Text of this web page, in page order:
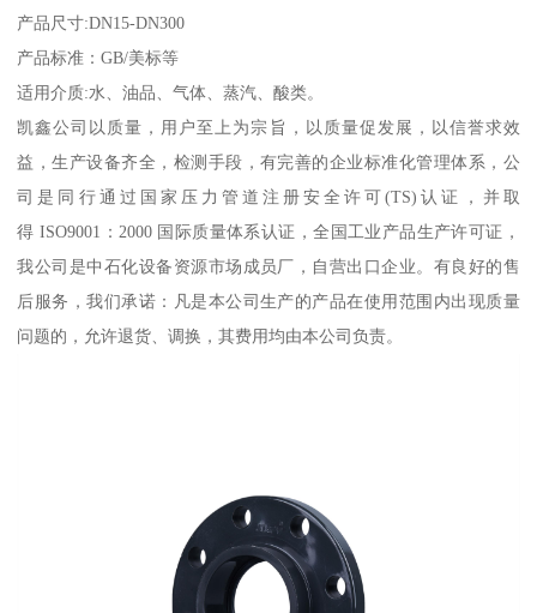
产品尺寸:DN15-DN300
产品标准：GB/美标等
适用介质:水、油品、气体、蒸汽、酸类。
凯鑫公司以质量，用户至上为宗旨，以质量促发展，以信誉求效
益，生产设备齐全，检测手段，有完善的企业标准化管理体系，公
司是同行通过国家压力管道注册安全许可(TS)认证，并取
得 ISO9001：2000 国际质量体系认证，全国工业产品生产许可证，
我公司是中石化设备资源市场成员厂，自营出口企业。有良好的售
后服务，我们承诺：凡是本公司生产的产品在使用范围内出现质量
问题的，允许退货、调换，其费用均由本公司负责。